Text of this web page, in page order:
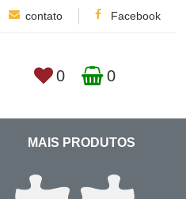
contato Facebook
0 0
MAIS PRODUTOS